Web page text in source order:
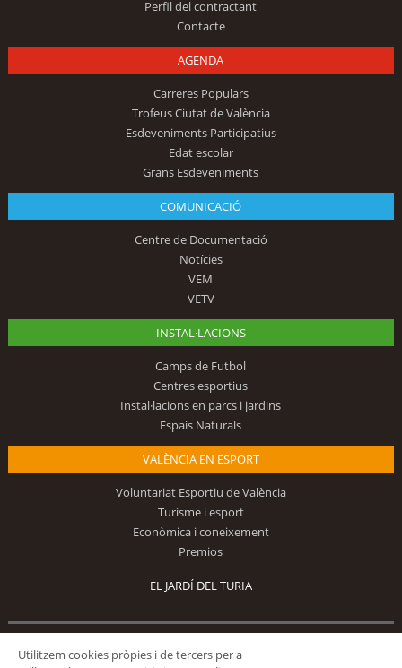
Perfil del contractant
Contacte
AGENDA
Carreres Populars
Trofeus Ciutat de València
Esdeveniments Participatius
Edat escolar
Grans Esdeveniments
COMUNICACIÓ
Centre de Documentació
Notícies
VEM
VETV
INSTAL·LACIONS
Camps de Futbol
Centres esportius
Instal·lacions en parcs i jardins
Espais Naturals
VALÈNCIA EN ESPORT
Voluntariat Esportiu de València
Turisme i esport
Econòmica i coneixement
Premios
EL JARDÍ DEL TURIA
Utilitzem cookies pròpies i de tercers per a